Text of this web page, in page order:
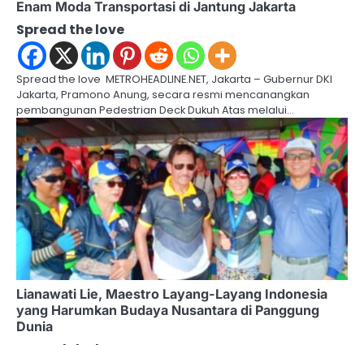
Enam Moda Transportasi di Jantung Jakarta
Spread the love
Spread the love METROHEADLINE.NET, Jakarta – Gubernur DKI
Jakarta, Pramono Anung, secara resmi mencanangkan
pembangunan Pedestrian Deck Dukuh Atas melalui…
Lianawati Lie, Maestro Layang-Layang Indonesia
yang Harumkan Budaya Nusantara di Panggung
Dunia